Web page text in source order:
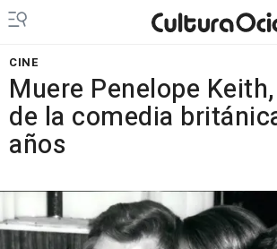
CINE
Muere Penelope
de la comedia
años